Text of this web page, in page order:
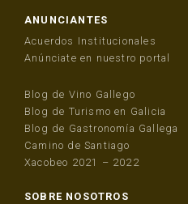
ANUNCIANTES
Acuerdos Institucionales
Anúnciate en nuestro portal
Blog de Vino Gallego
Blog de Turismo en Galicia
Blog de Gastronomía Gallega
Camino de Santiago
Xacobeo 2021 – 2022
SOBRE NOSOTROS